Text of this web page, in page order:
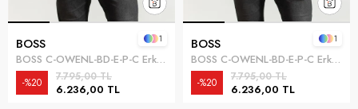
BOSS
BOSS C-OWENL-BD-E-P-C Erkek Gömlek Bej
6.236,00 TL
7.795,00 TL
%20
1 BOSS
BOSS C-OWENL-BD-E-P-C Erkek Gömlek Siyah
6.236,00 TL
7.795,00 TL
%20
1